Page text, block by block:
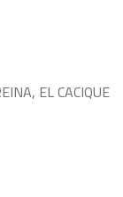
EL CACIQUE